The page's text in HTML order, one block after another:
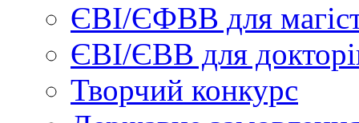
ЄВІ/ЄФВВ для
ЄВІ/ЄВВ для
Творчий конкурс